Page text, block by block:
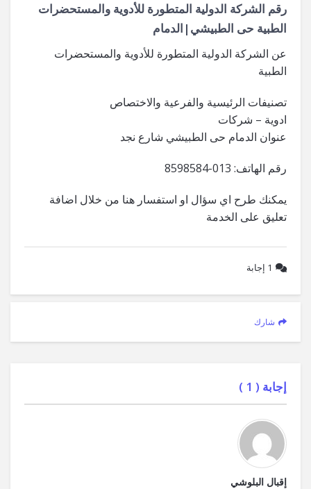
رقم الشركة الدولية المتطورة للأدوية والمستحضرات
الطبية حى الطبيشي|الدمام
عن الشركة الدولية المتطورة للأدوية والمستحضرات
الطبية
تصنيفات الرئيسية والفرعية والاختصاص
ادوية – شركات
عنوان الدمام حى الطبيشي شارع نجد
رقم الهاتف: 013-8598584
يمكنك طرح اي سؤال او استفسار هنا من خلال اضافة
تعليق على الخدمة
1 إجابة
شارك
إجابة ( 1
)
إقبال البلوشي